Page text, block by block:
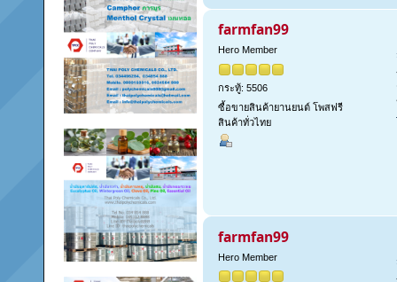
farmfan99
Hero Member
กระทู้: 5506
ซื้อขายสินค้ายานยนต์ โพสฟรี
สินค้าทั่วไทย
farmfan99
Hero Member